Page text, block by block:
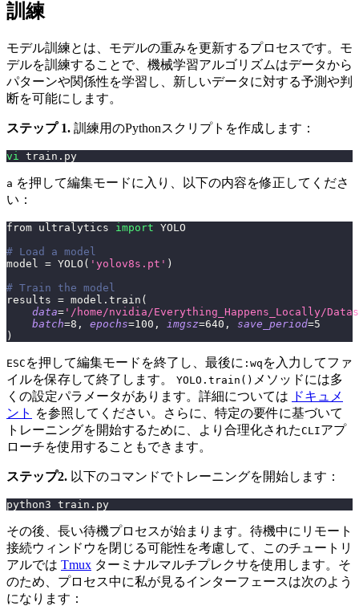
訓練
モデル訓練とは、モデルの重みを更新するプロセスです。モ
デルを訓練することで、機械学習アルゴリズムはデータから
パターンや関係性を学習し、新しいデータに対する予測や判
断を可能にします。
ステップ 1. 訓練用のPythonスクリプトを作成します：
vi train.py
a を押して編集モードに入り、以下の内容を修正してくださ
い：
from ultralytics import YOLO
# Load a model
model = YOLO ( 'yolov8s.pt' )
# Train the model
results = model.train (
data= '/home/nvidia/Everything_Happens_Locally/
batch=8 , epochs=100 , imgsz=640 , save_period=5
)
ESC を押して編集モードを終了し、最後に :wq を入力してファ
イルを保存して終了します。 YOLO.train() メソッドには多
くの設定パラメータがあります。詳細については ドキュメ
ント を参照してください。さらに、特定の要件に基づいて
トレーニングを開始するために、より合理化されたCLIアプ
ローチを使用することもできます。
ステップ2. 以下のコマンドでトレーニングを開始します：
python3 train.py
その後、長い待機プロセスが始まります。待機中にリモート
接続ウィンドウを閉じる可能性を考慮して、このチュートリ
アルでは Tmux ターミナルマルチプレクサを使用します。そ
のため、プロセス中に私が見るインターフェースは次のよう
になります：